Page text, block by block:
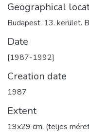
Geographical
Budapest. 13. kerület.
Date
[1987-1992]
Creation date
1987
Extent
19x29 cm, (teljes